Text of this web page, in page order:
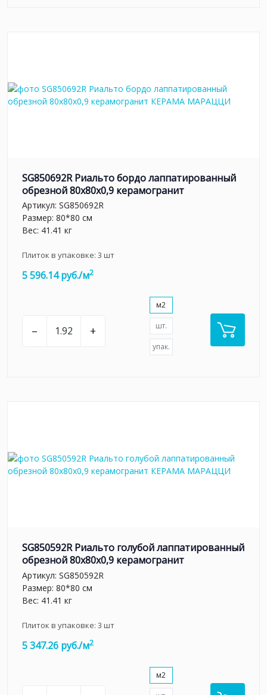
SG850692R Риальто бордо лаппатированный
обрезной 80x80x0,9 керамогранит
Артикул: SG850692R
Размер: 80*80 см
Вес: 41.41 кг
Плиток в упаковке: 3 шт
5 596.14 руб./м2
– +
м2
шт.
упак.
SG850592R Риальто голубой лаппатированный
обрезной 80x80x0,9 керамогранит
Артикул: SG850592R
Размер: 80*80 см
Вес: 41.41 кг
Плиток в упаковке: 3 шт
5 347.26 руб./м2
м2